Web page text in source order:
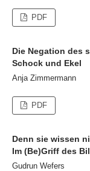
PDF
Die Negation des
Schock und Ekel
Anja Zimmermann
PDF
Denn sie wissen
Im (Be)Griff des
Gudrun Wefers